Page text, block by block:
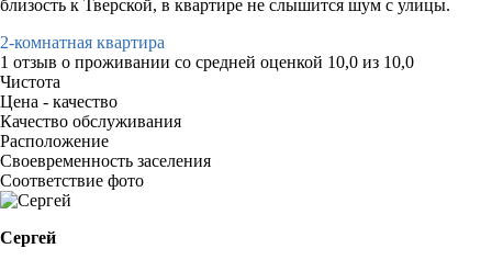
близость к Тверской, в квартире не слышится шум с улицы.
2-комнатная квартира
1 отзыв о проживании со средней оценкой 10,0 из 10,0
Чистота
Цена - качество
Качество обслуживания
Расположение
Своевременность заселения
Соответствие фото
Сергей